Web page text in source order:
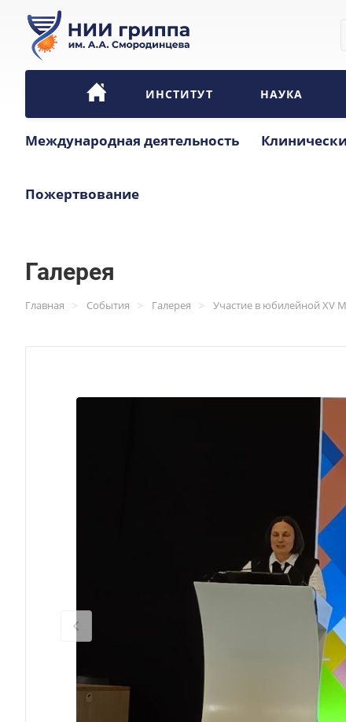
ИНСТИТУТ НАУКА
Международная деятельность
Пожертвование
Галерея
Главная > События > Галерея > Участие в юбилейной XV